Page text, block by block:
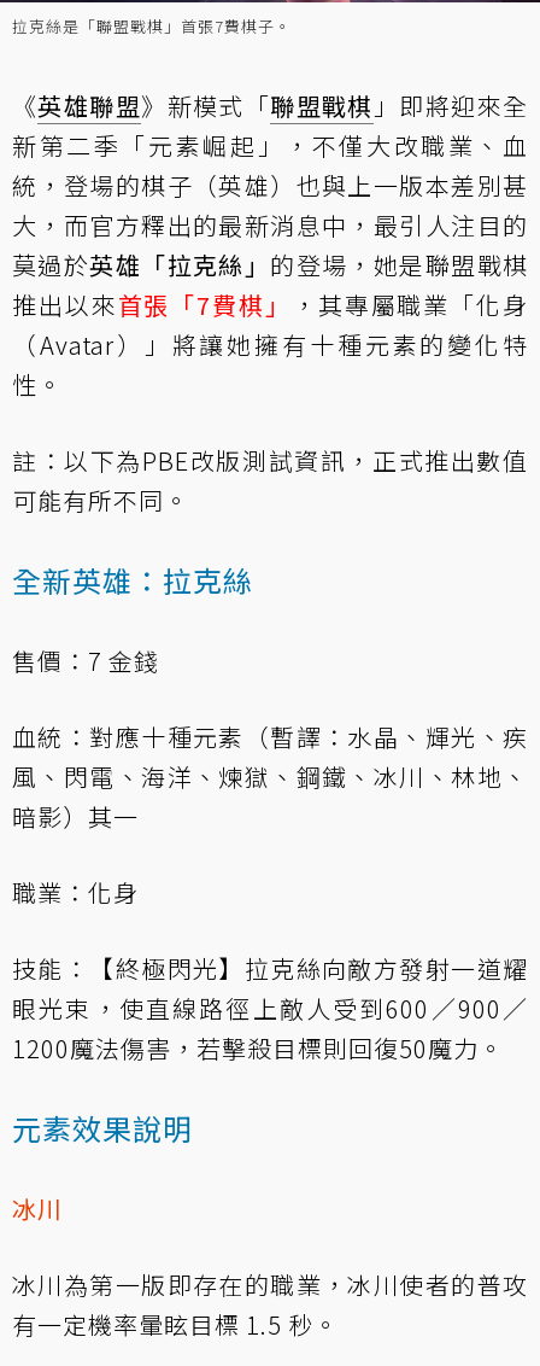
拉克絲是「聯盟戰棋」首張7費棋子。
《英雄聯盟》新模式「聯盟戰棋 」即將迎來全
新第二季「元素崛起」，不僅大改職業、血
統，登場的棋子（英雄）也與上一版本差別甚
大，而官方釋出的最新消息中，最引人注目的
莫過於英雄「拉克絲」 的登場，她是聯盟戰棋
推出以來首張「7費棋」
，其專屬職業「化身
（Avatar）」將讓她擁有十種元素的變化特
性。
註：以下為PBE改版測試資訊，正式推出數值
可能有所不同。
全新英雄：拉克絲
售價：7 金錢
血統：對應十種元素（暫譯：水晶、輝光、疾
風、閃電、海洋、煉獄、鋼鐵、冰川、林地、
暗影）其一
職業：化身
技能：【終極閃光】拉克絲向敵方發射一道耀
眼光束，使直線路徑上敵人受到600／900／
1200魔法傷害，若擊殺目標則回復50魔力。
元素效果說明
冰川
冰川為第一版即存在的職業，冰川使者的普攻
有一定機率暈眩目標 1.5 秒。